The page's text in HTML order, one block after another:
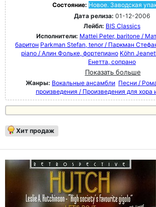
Состояние: Новое. Заводская
Дата релиза: 01-12-2006
Лейбл: BIS Classics
Исполнители: Mattei Peter, baritone /
баритон Parkman Stefan, tenor / Паркман
piano / Алин Фольке, фортепиано Köhn
Енетта, сопрано
Показать больше
Жанры: Вокальные ансамбли Песни /
произведения / Произведения для хора
Хит продаж